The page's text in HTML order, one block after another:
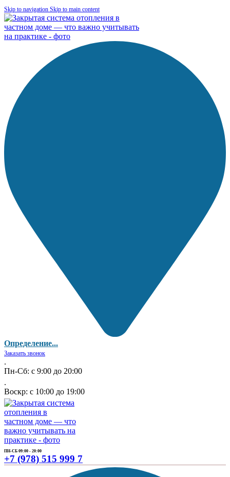
Skip to navigation Skip to main content
Определение...
Заказать звонок
.
Пн-Сб: с 9:00 до 20:00
.
Воскр: с 10:00 до 19:00
ПН-СБ 09:00 - 20:00
+7 (978) 515 999 7